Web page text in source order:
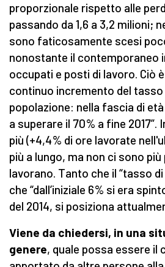
proporzionale rispetto alle
passando da 1,6 a 3,2 milioni;
sono faticosamente scesi
nonostante il contemporaneo
occupati e posti di lavoro. Ciò
continuo incremento del
popolazione: nella fascia di
a superare il 70% a fine 2017”.
più (+4,4% di ore lavorate
più a lungo, ma non ci sono
lavorano. Tanto che il “tasso
che “dall’iniziale 6% si era
del 2014, si posiziona
Viene da chiedersi, in una
genere, quale possa essere il